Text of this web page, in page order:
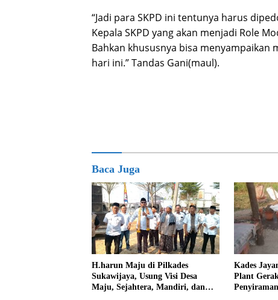
“Jadi para SKPD ini tentunya harus
Kepala SKPD yang akan menjadi Role
Bahkan khususnya bisa
hari ini.” Tandas Gani(maul).
Baca Juga
H.harun Maju di Pilkades
Sukawijaya, Usung Visi Desa
Maju, Sejahtera, Mandiri, dan
Kades
Plant